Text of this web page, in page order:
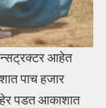
आहेत
पाच हजार
पडत आकाशात